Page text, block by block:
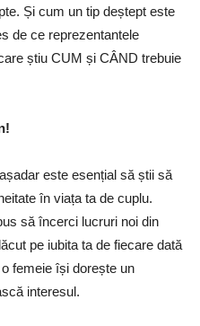
Și cum un tip deștept este
de ce reprezentantele
știu CUM și CÂND trebuie
este esențial să știi să
în viața ta de cuplu.
să încerci lucruri noi din
pe iubita ta de fiecare dată
femeie își dorește un
interesul.